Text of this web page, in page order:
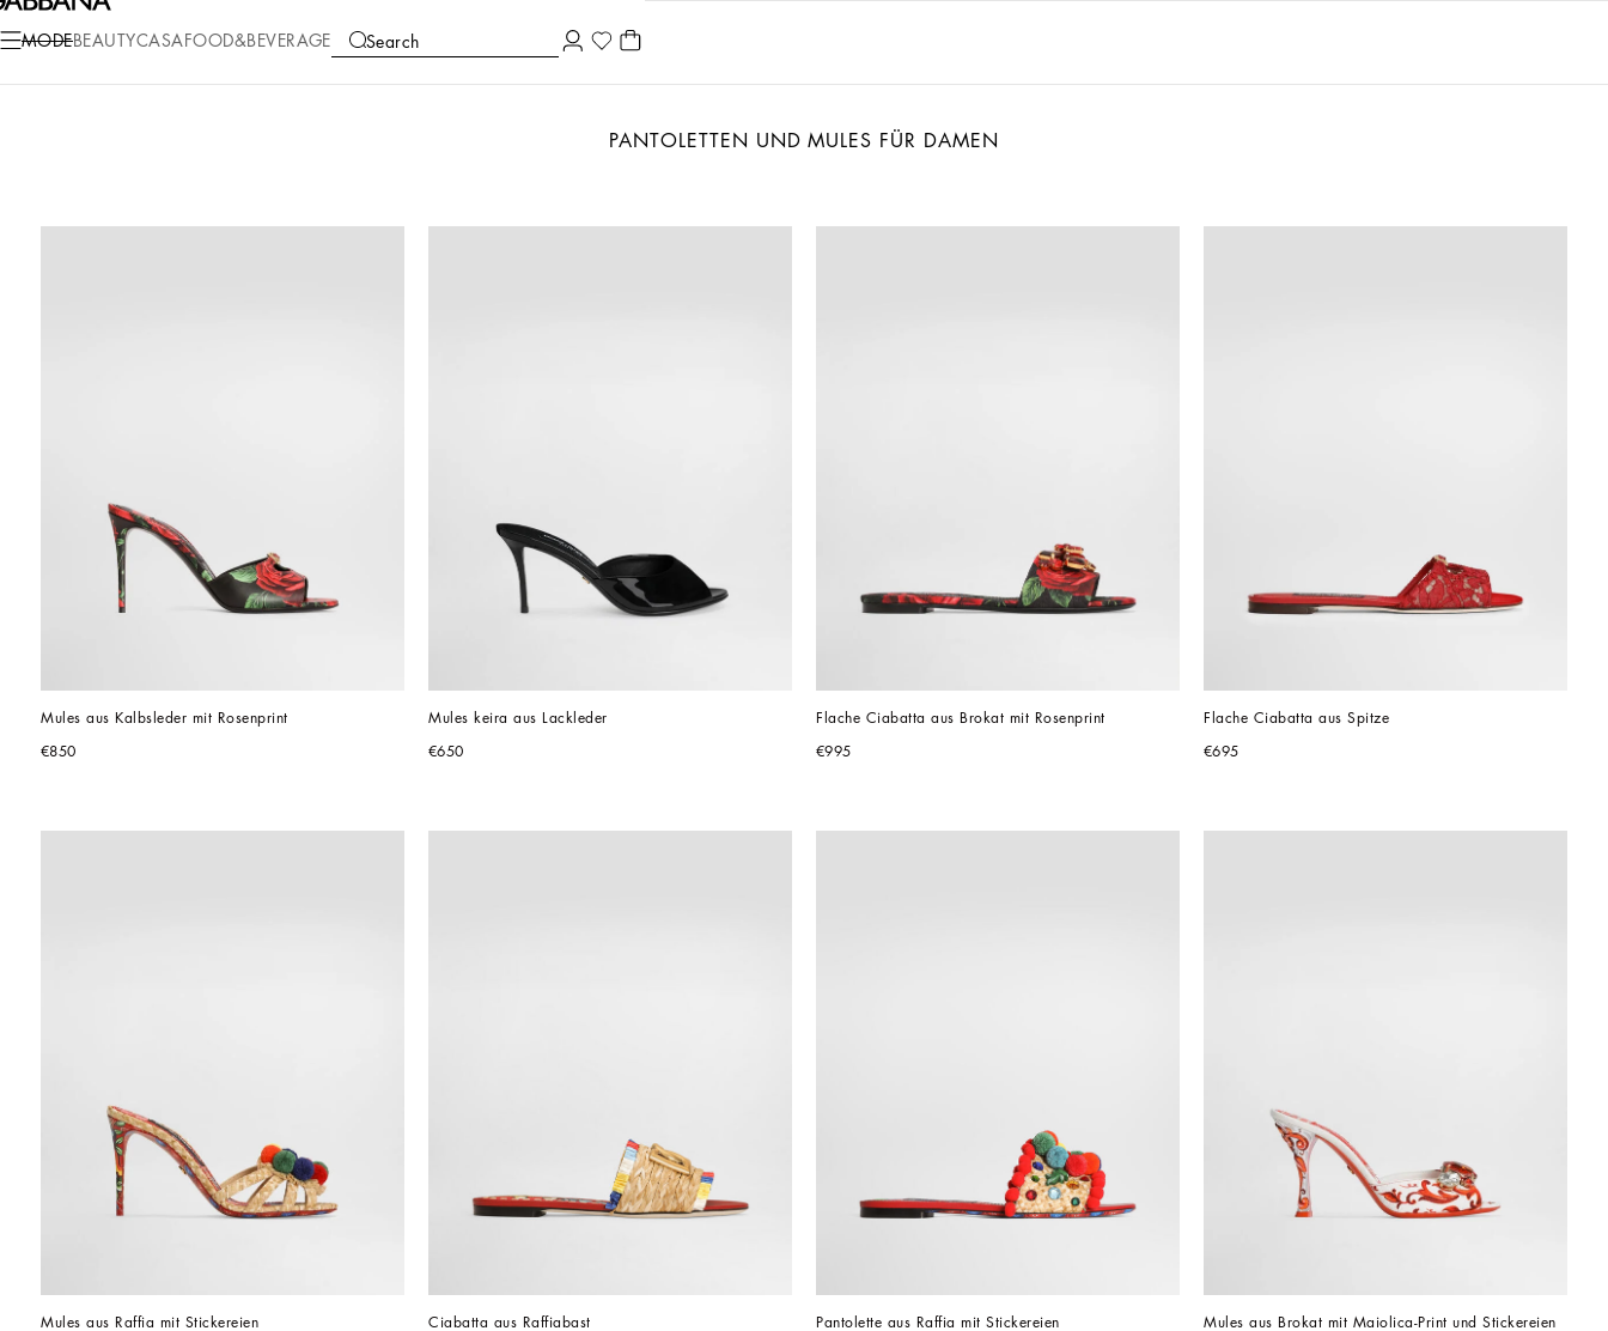
MODEBEAUTYCASA FOOD&BEVERAGE Search
COLLECTIONS
PANTOLETTEN UND MULES FÜR DAMEN
Mules aus Kalbsleder mit Rosenprint
€850
Mules keira aus Lackleder
€650
Flache Ciabatta aus Brokat mit Rosenprint
€995
Flache Ciabatta aus Spitze
€695
Mules aus Raffia mit Stickereien Ciabatta aus Raffiabast Pantolette aus Raffia mit Stickereien Mules aus Brokat mit Maiolica-Print und Stickereien